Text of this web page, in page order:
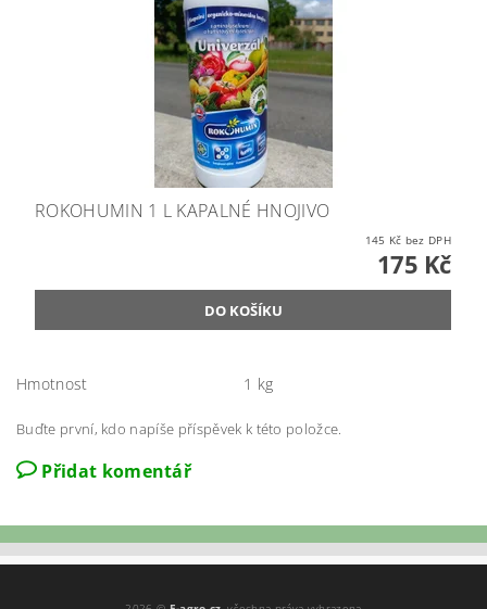
ROKOHUMIN 1 L KAPALNÉ HNOJIVO
145 Kč bez DPH
175 Kč
Hmotnost 1 kg
Buďte první, kdo napíše příspěvek k této položce.
Přidat komentář